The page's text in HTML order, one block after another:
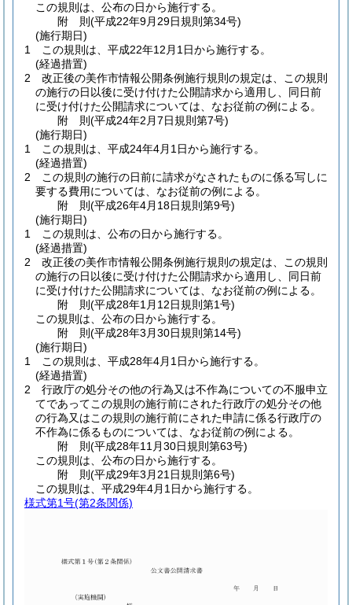
この規則は、公布の日から施行する。
附 則(平成22年9月29日規則第34号)
(施行期日)
1
この規則は、平成22年12月1日から施行する。
(経過措置)
2
改正後の美作市情報公開条例施行規則の規定は、この規則
の施行の日以後に受け付けた公開請求から適用し、同日前
に受け付けた公開請求については、なお従前の例による。
附 則(平成24年2月7日規則第7号)
(施行期日)
1
この規則は、平成24年4月1日から施行する。
(経過措置)
2
この規則の施行の日前に請求がなされたものに係る写しに
要する費用については、なお従前の例による。
附 則(平成26年4月18日規則第9号)
(施行期日)
1
この規則は、公布の日から施行する。
(経過措置)
2
改正後の美作市情報公開条例施行規則の規定は、この規則
の施行の日以後に受け付けた公開請求から適用し、同日前
に受け付けた公開請求については、なお従前の例による。
附 則(平成28年1月12日規則第1号)
この規則は、公布の日から施行する。
附 則(平成28年3月30日規則第14号)
(施行期日)
1
この規則は、平成28年4月1日から施行する。
(経過措置)
2
行政庁の処分その他の行為又は不作為についての不服申立
てであってこの規則の施行前にされた行政庁の処分その他
の行為又はこの規則の施行前にされた申請に係る行政庁の
不作為に係るものについては、なお従前の例による。
附 則(平成28年11月30日規則第63号)
この規則は、公布の日から施行する。
附 則(平成29年3月21日規則第6号)
この規則は、平成29年4月1日から施行する。
様式第1号(第2条関係)